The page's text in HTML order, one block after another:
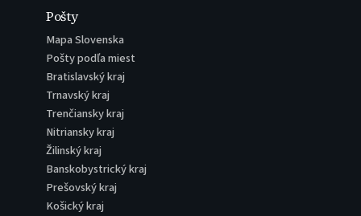
Pošty
Mapa Slovenska
Pošty podľa miest
Bratislavský kraj
Trnavský kraj
Trenčiansky kraj
Nitriansky kraj
Žilinský kraj
Banskobystrický kraj
Prešovský kraj
Košický kraj